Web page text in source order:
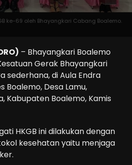
ke-69 oleh Bhayangkari Cabang Boalemo.
– Bhayangkari Boalemo
Gerak Bhayangkari
sederhana, di Aula Endra
Boalemo, Desa Lamu,
Kabupaten Boalemo, Kamis
HKGB ini dilakukan dengan
kesehatan yaitu menjaga